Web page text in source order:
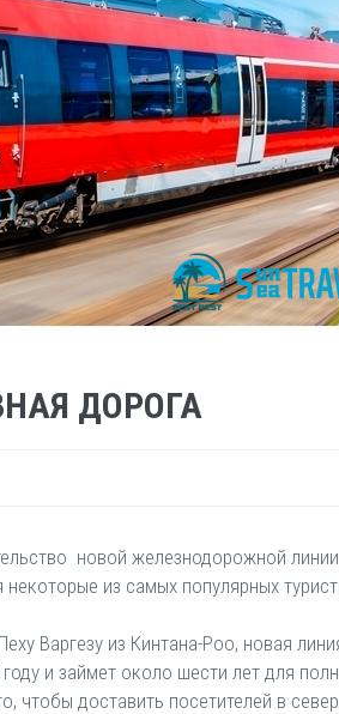
ДОРОГА
новой железнодорожной
из самых популярных
Варгезу из Кинтана-Роо, новая
и займет около шести лет для
чтобы доставить посетителей в